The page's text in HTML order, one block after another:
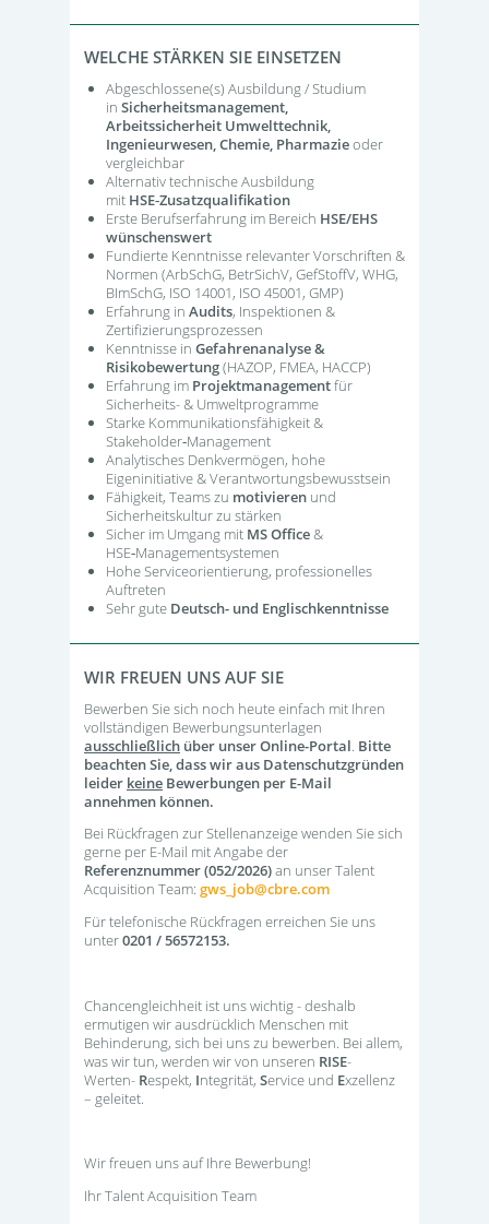
WELCHE STÄRKEN SIE EINSETZEN
Abgeschlossene(s) Ausbildung / Studium
in Sicherheitsmanagement,
Arbeitssicherheit Umwelttechnik,
Ingenieurwesen, Chemie, Pharmazieoder
vergleichbar
Alternativ technische Ausbildung
mit HSE‑Zusatzqualifikation
Erste Berufserfahrung im Bereich HSE/EHS
wünschenswert
Fundierte Kenntnisse relevanter Vorschriften &
Normen (ArbSchG, BetrSichV, GefStoffV, WHG,
BImSchG, ISO 14001, ISO 45001, GMP)
Erfahrung in Audits, Inspektionen &
Zertifizierungsprozessen
Kenntnisse in Gefahrenanalyse &
Risikobewertung(HAZOP, FMEA, HACCP)
Erfahrung im Projektmanagementfür
Sicherheits- & Umweltprogramme
Starke Kommunikationsfähigkeit &
Stakeholder‑Management
Analytisches Denkvermögen, hohe
Eigeninitiative & Verantwortungsbewusstsein
Fähigkeit, Teams zu motivieren und
Sicherheitskultur zu stärken
Sicher im Umgang mit MS Office&
HSE‑Managementsystemen
Hohe Serviceorientierung, professionelles
Auftreten
Sehr gute Deutsch- und Englischkenntnisse
WIR FREUEN UNS AUF SIE
Bewerben Sie sich noch heute einfach mit Ihren
vollständigen Bewerbungsunterlagen
ausschließlich über unser Online-Portal. Bitte
beachten Sie, dass wir aus Datenschutzgründen
leider keine Bewerbungen per E-Mail
annehmen können.
Bei Rückfragen zur Stellenanzeige wenden Sie sich
gerne per E-Mail mit Angabe der
Referenznummer (052/2026)an unser Talent
Acquisition Team: gws_job@cbre.com
Für telefonische Rückfragen erreichen Sie uns
unter0201 / 56572153.
Chancengleichheit ist uns wichtig - deshalb
ermutigen wir ausdrücklich Menschen mit
Behinderung, sich bei uns zu bewerben. Bei allem,
was wir tun, werden wir von unseren RISE-
Werten- Respekt, Integrität, Service und Exzellenz
– geleitet.
Wir freuen uns auf Ihre Bewerbung!
Ihr Talent Acquisition Team